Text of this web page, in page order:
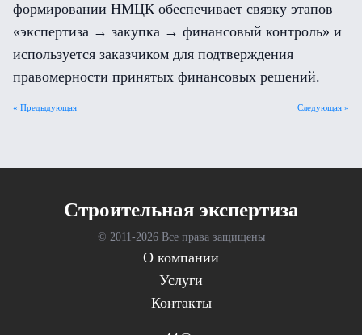
формировании НМЦК обеспечивает связку этапов
«экспертиза → закупка → финансовый контроль» и
используется заказчиком для подтверждения
правомерности принятых финансовых решений.
Следующая »
« Предыдующая
Cтроительная экспертиза
© 2011-2026 Все права защищены
О компании
Услуги
Контакты